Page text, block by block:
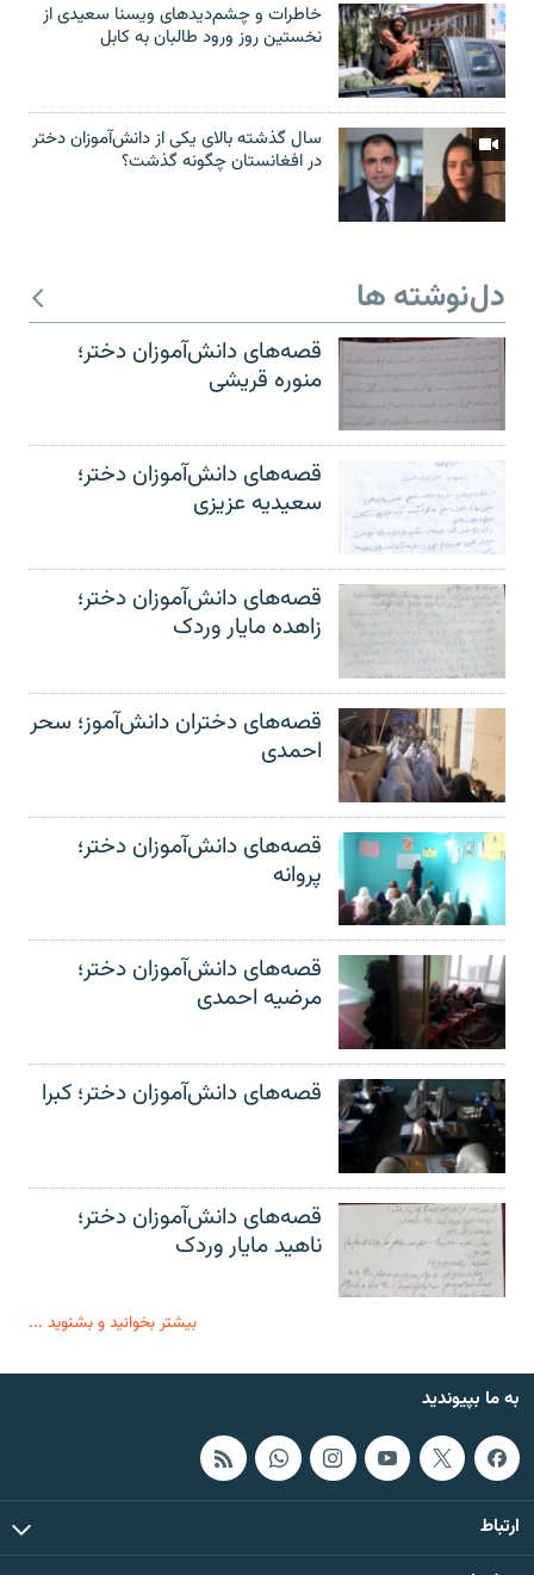
خاطرات و چشم‌دید‌های ویسنا سعیدی از
نخستین روز ورود طالبان به کابل
سال گذشته بالای یکی از دانش‌آموزان دختر
در افغانستان چگونه گذشت؟
دل‌نوشته ها
قصه‌های دانش‌آموزان دختر؛
منوره قریشی
قصه‌های دانش‌آموزان دختر؛
سعیدیه عزیزی
قصه‌های دانش‌آموزان دختر؛
زاهده مایار وردک
قصه‌های دختران دانش‌آموز؛ سحر
احمدی
قصه‌های دانش‌آموزان دختر؛
پروانه
قصه‌های دانش‌آموزان دختر؛
مرضیه احمدی
قصه‌های دانش‌آموزان دختر؛ کبرا
قصه‌های دانش‌آموزان دختر؛
ناهید مایار وردک
بیشتر بخوانید و بشنوید ...
به ما بپیوندید
ارتباط